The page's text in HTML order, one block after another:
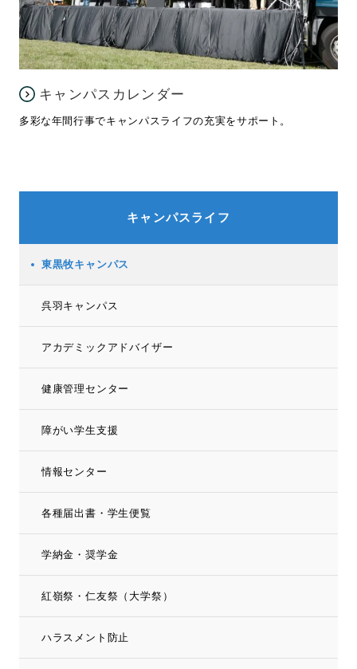
キャンパスカレンダー
多彩な年間行事でキャンパスライフの充実をサポート。
キャンパスライフ
東黒牧キャンパス
呉羽キャンパス
アカデミックアドバイザー
健康管理センター
障がい学生支援
情報センター
各種届出書・学生便覧
学納金・奨学金
紅嶺祭・仁友祭（大学祭）
ハラスメント防止